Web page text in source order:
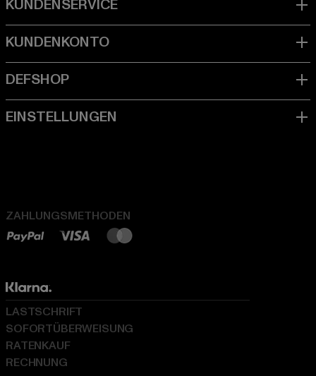
ZAHLUNGSMETHODEN
LASTSCHRIFT
SOFORTÜBERWEISUNG
RATENKAUF
RECHNUNG